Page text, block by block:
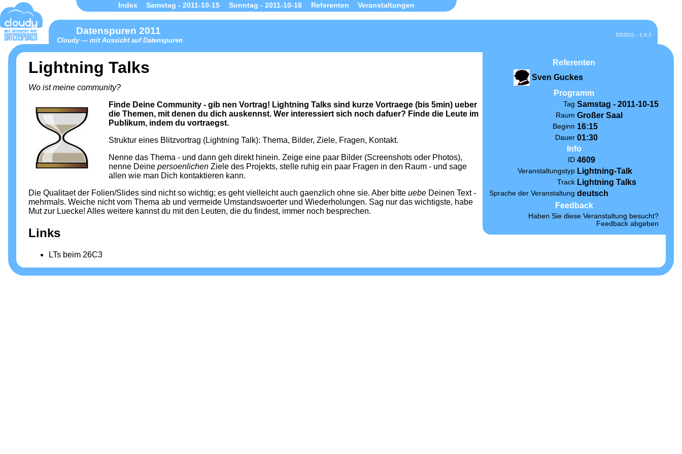
Index Samstag - 2011-10-15 Sonntag - 2011-10-16 Referenten Veranstaltungen
DS2011 - 1.0.2
Datenspuren 2011
Cloudy — mit Aussicht auf Datenspuren
Referenten
Sven Guckes
Programm
Tag Samstag - 2011-10-15
Raum Großer Saal
Beginn 16:15
Dauer 01:30
Info
ID 4609
Veranstaltungstyp Lightning-Talk
Track Lightning Talks
Sprache der Veranstaltung deutsch
Feedback
Haben Sie diese Veranstaltung besucht?
Feedback abgeben
Lightning Talks
Wo ist meine community?
Finde Deine Community - gib nen Vortrag! Lightning Talks sind kurze Vortraege (bis 5min) ueber
die Themen, mit denen du dich auskennst. Wer interessiert sich noch dafuer? Finde die Leute im
Publikum, indem du vortraegst.
Struktur eines Blitzvortrag (Lightning Talk): Thema, Bilder, Ziele, Fragen, Kontakt.
Nenne das Thema - und dann geh direkt hinein. Zeige eine paar Bilder (Screenshots oder Photos),
nenne Deine persoenlichen Ziele des Projekts, stelle ruhig ein paar Fragen in den Raum - und sage
allen wie man Dich kontaktieren kann.
Die Qualitaet der Folien/Slides sind nicht so wichtig; es geht vielleicht auch gaenzlich ohne sie. Aber bitte uebe Deinen Text -
mehrmals. Weiche nicht vom Thema ab und vermeide Umstandswoerter und Wiederholungen. Sag nur das wichtigste, habe
Mut zur Luecke! Alles weitere kannst du mit den Leuten, die du findest, immer noch besprechen.
Links
LTs beim 26C3